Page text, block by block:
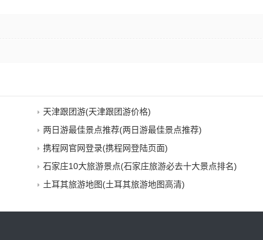
天津跟团游(天津跟团游价格)
两日游最佳景点推荐(两日游最佳景点推荐)
携程网官网登录(携程网登陆页面)
石家庄10大旅游景点(石家庄旅游必去十大景点排名)
土耳其旅游地图(土耳其旅游地图高清)